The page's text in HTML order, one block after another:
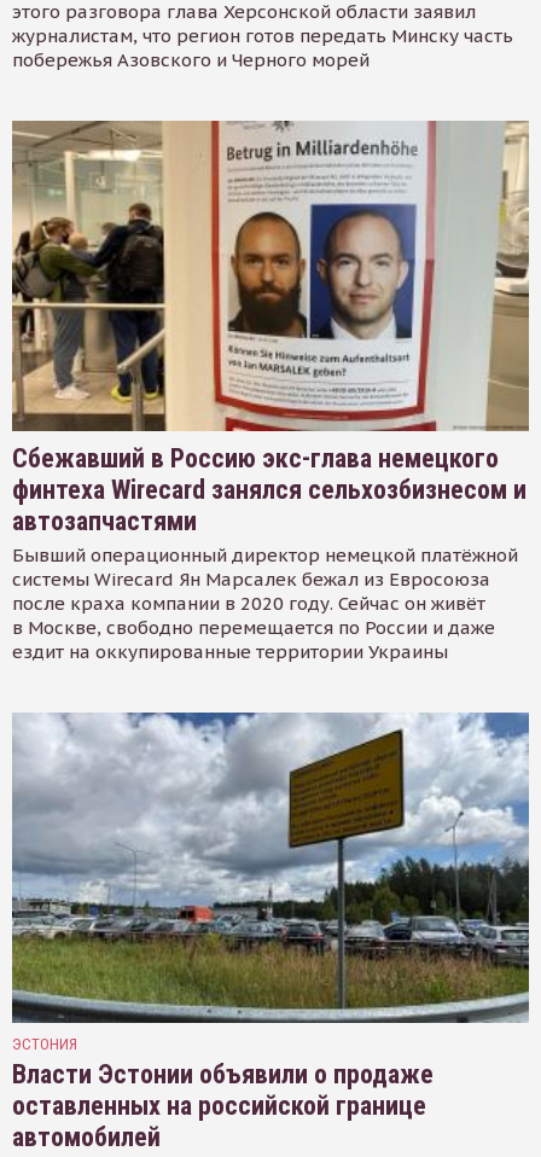
этого разговора глава Херсонской области заявил
журналистам, что регион готов передать Минску часть
побережья Азовского и Черного морей
Сбежавший в Россию экс-глава немецкого
финтеха Wirecard занялся сельхозбизнесом и
автозапчастями
Бывший операционный директор немецкой платёжной
системы Wirecard Ян Марсалек бежал из Евросоюза
после краха компании в 2020 году. Сейчас он живёт
в Москве, свободно перемещается по России и даже
ездит на оккупированные территории Украины
ЭСТОНИЯ
Власти Эстонии объявили о продаже
оставленных на российской границе
автомобилей